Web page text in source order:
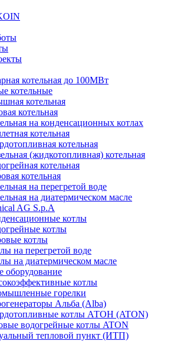
котельная до 100МВт
котельные
котельная
котельная
на конденсационных котлах
котельная
котельная
(жидкотопливная) котельная
котельная
котельная
на перегретой воде
на диатермическом масле
AG S.p.A
котлы
котлы
котлы
на перегретой воде
на диатермическом масле
оборудование
котлы
горелки
Альба (Alba)
котлы АТОН (ATON)
водогрейные котлы ATON
тепловой пункт (ИТП)